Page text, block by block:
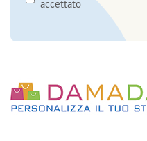
accettato